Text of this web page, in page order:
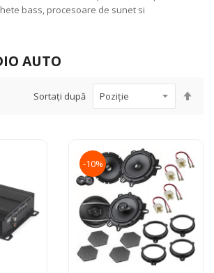
bass, procesoare de sunet si
AUTO
Sortați după
-10%